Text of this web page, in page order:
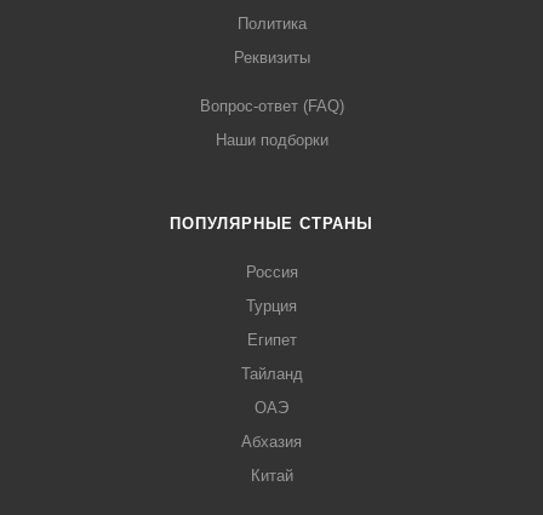
Политика
Реквизиты
Вопрос-ответ (FAQ)
Наши подборки
ПОПУЛЯРНЫЕ СТРАНЫ
Россия
Турция
Египет
Тайланд
ОАЭ
Абхазия
Китай